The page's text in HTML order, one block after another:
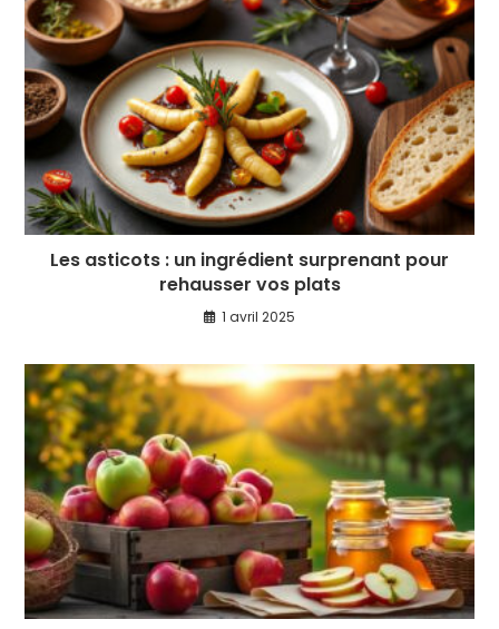
Les asticots : un ingrédient surprenant pour
rehausser vos plats
1 avril 2025